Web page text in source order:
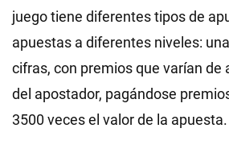
juego tiene diferentes tipos de
apuestas a diferentes niveles:
cifras, con premios que varían de
del apostador, pagándose
3500 veces el valor de la apuesta.